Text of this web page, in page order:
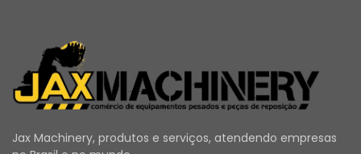
Jax Machinery, produtos e serviços, atendendo empresas